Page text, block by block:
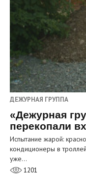
ДЕЖУРНАЯ ГРУППА
«Дежурная
перекопали
Испытание жарой:
кондиционеры в
уже…
1201